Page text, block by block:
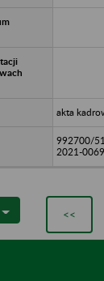
akta
992700/
2021-
<<